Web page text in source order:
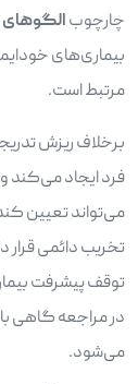
چارچوبالگوهای
بیماری‌های
مرتبط است.
برخلاف ریزش
فرد ایجاد می‌کند
می‌تواند تعیین
تخریب دائمی قرار
توقف پیشرفت
در مراجعه گاهی
می‌شود.